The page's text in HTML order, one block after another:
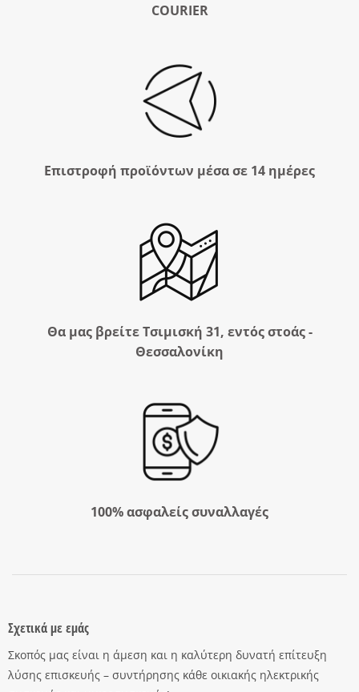
COURIER
Επιστροφή προϊόντων μέσα σε 14 ημέρες
Θα μας βρείτε Τσιμισκή 31, εντός στοάς -
Θεσσαλονίκη
100% ασφαλείς συναλλαγές
Σχετικά με εμάς
Σκοπός μας είναι η άμεση και η καλύτερη δυνατή επίτευξη
λύσης επισκευής – συντήρησης κάθε οικιακής ηλεκτρικής